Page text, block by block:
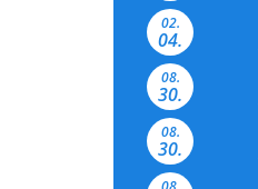
02.
04.
08.
30.
08.
30.